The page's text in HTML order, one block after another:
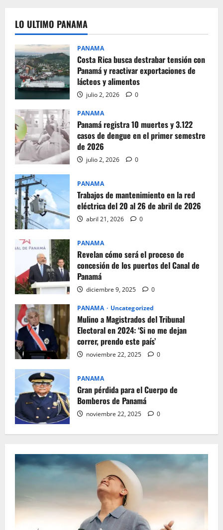
LO ULTIMO PANAMA
PANAMA
Costa Rica busca destrabar tensión con
Panamá y reactivar exportaciones de
lácteos y alimentos
julio 2, 2026 0
PANAMA
Panamá registra 10 muertes y 3.122
casos de dengue en el primer semestre
de 2026
julio 2, 2026 0
PANAMA
Trabajos de mantenimiento en la red
eléctrica del 20 al 26 de abril de 2026
abril 21, 2026 0
PANAMA
Revelan cómo será el proceso de
concesión de los puertos del Canal de
Panamá
diciembre 9, 2025 0
PANAMA Uncategorized
Mulino a Magistrados del Tribunal
Electoral en 2024: ‘Si no me dejan
correr, prendo este país’
noviembre 22, 2025 0
PANAMA
Gran pérdida para el Cuerpo de
Bomberos de Panamá
noviembre 22, 2025 0